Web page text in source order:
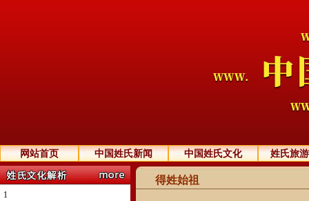
网站首页 中国姓氏新闻 中国姓氏文化 姓氏旅
1
得姓始祖